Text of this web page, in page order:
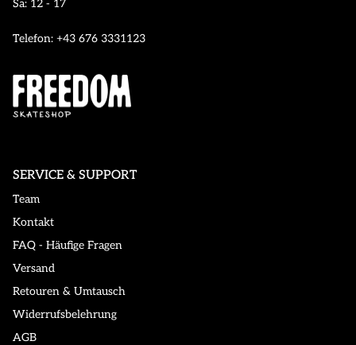
Sa: 12 - 17
Telefon: +43 676 3331123
SERVICE & SUPPORT
Team
Kontakt
FAQ - Häufige Fragen
Versand
Retouren & Umtausch
Widerrufsbelehrung
AGB